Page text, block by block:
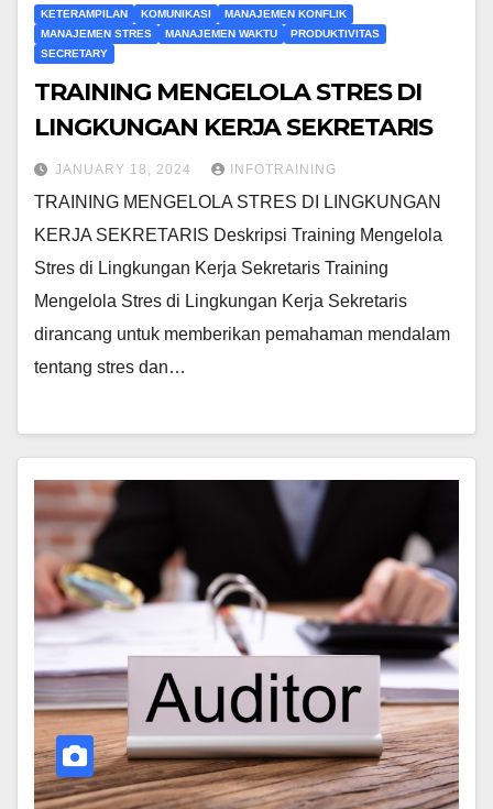
KETERAMPILAN KOMUNIKASI
MANAJEMEN KONFLIK
MANAJEMEN STRES
MANAJEMEN WAKTU
PRODUKTIVITAS
SECRETARY
TRAINING MENGELOLA STRES DI
LINGKUNGAN KERJA SEKRETARIS
JANUARY 18, 2024 INFOTRAINING
TRAINING MENGELOLA STRES DI LINGKUNGAN
KERJA SEKRETARIS Deskripsi Training Mengelola
Stres di Lingkungan Kerja Sekretaris Training
Mengelola Stres di Lingkungan Kerja Sekretaris
dirancang untuk memberikan pemahaman mendalam
tentang stres dan…